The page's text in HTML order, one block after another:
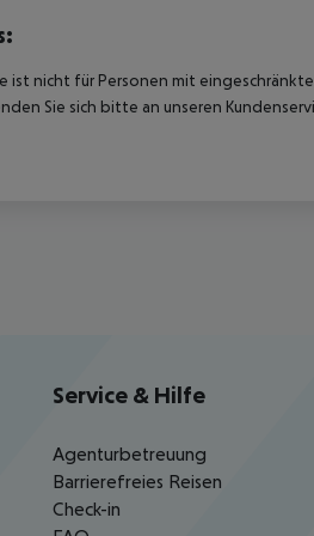
ist nicht für Personen mit
Sie sich bitte an unseren
Service & Hilfe
Agenturbetreuung
Barrierefreies Reisen
Check-in